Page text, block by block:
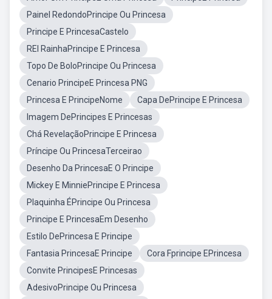
Painel RedondoPrincipe Ou Princesa
Principe E PrincesaCastelo
REI RainhaPrincipe E Princesa
Topo De BoloPrincipe Ou Princesa
Cenario PrincipeE Princesa PNG
Princesa E PrincipeNome
Capa DePrincipe E Princesa
Imagem DePrincipes E Princesas
Chá RevelaçãoPrincipe E Princesa
Príncipe Ou PrincesaTerceirao
Desenho Da PrincesaE O Principe
Mickey E MinniePrincipe E Princesa
Plaquinha ÉPrincipe Ou Princesa
Principe E PrincesaEm Desenho
Estilo DePrincesa E Principe
Fantasia PrincesaE Principe
Cora Fprincipe EPrincesa
Convite PrincipesE Princesas
AdesivoPrincipe Ou Princesa